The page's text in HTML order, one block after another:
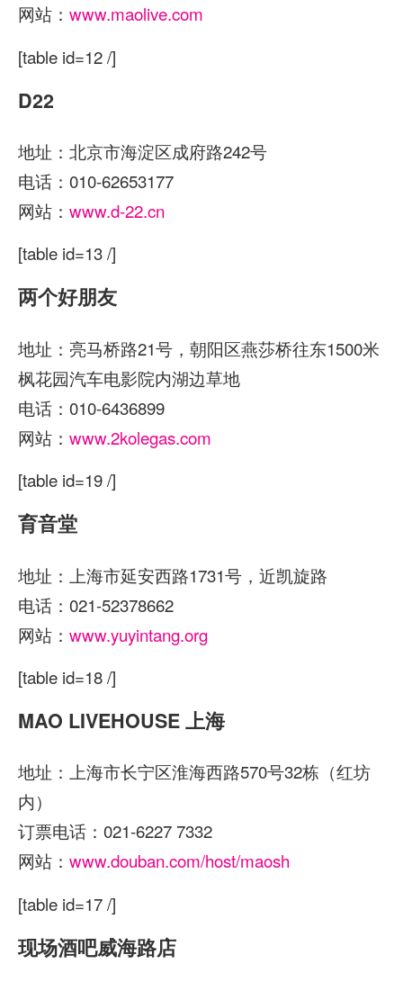
网站： www.maolive.com
[table id=12 /]
D22
地址：北京市海淀区成府路242号
电话：010-62653177
网站： www.d-22.cn
[table id=13 /]
两个好朋友
地址：亮马桥路21号，朝阳区燕莎桥往东1500米
枫花园汽车电影院内湖边草地
电话：010-6436899
网站： www.2kolegas.com
[table id=19 /]
育音堂
地址：上海市延安西路1731号，近凯旋路
电话：021-52378662
网站： www.yuyintang.org
[table id=18 /]
MAO LIVEHOUSE 上海
地址：上海市长宁区淮海西路570号32栋（红坊
内）
订票电话：021-6227 7332
网站： www.douban.com/host/maosh
[table id=17 /]
现场酒吧威海路店